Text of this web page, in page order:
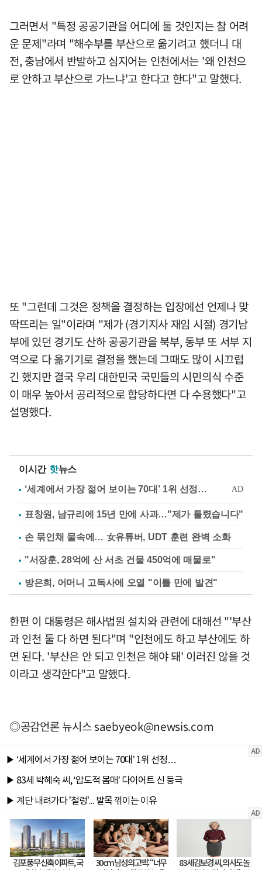
그러면서 "특정 공공기관을 어디에 둘 것인지는 참 어려
운 문제"라며 "해수부를 부산으로 옮기려고 했더니 대
전, 충남에서 반발하고 심지어는 인천에서는 '왜 인천으
로 안하고 부산으로 가느냐'고 한다고 한다"고 말했다.
또 "그런데 그것은 정책을 결정하는 입장에선 언제나 맞
딱뜨리는 일"이라며 "제가 (경기지사 재임 시절) 경기남
부에 있던 경기도 산하 공공기관을 북부, 동부 또 서부 지
역으로 다 옮기기로 결정을 했는데 그때도 많이 시끄럽
긴 했지만 결국 우리 대한민국 국민들의 시민의식 수준
이 매우 높아서 공리적으로 합당하다면 다 수용했다"고
설명했다.
이시간 핫뉴스
표창원, 남규리에 15년 만에 사과…"제가 틀렸습니다"
손 묶인채 물속에… 女유튜버, UDT 훈련 완벽 소화
"서장훈, 28억에 산 서초 건물 450억에 매물로"
방은희, 어머니 고독사에 오열 "이틀 만에 발견"
한편 이 대통령은 해사법원 설치와 관련에 대해선 "'부산
과 인천 둘 다 하면 된다"며 "인천에도 하고 부산에도 하
면 된다. '부산은 안 되고 인천은 해야 돼' 이러진 않을 것
이라고 생각한다"고 말했다.
◎공감언론 뉴시스saebyeok@newsis.com